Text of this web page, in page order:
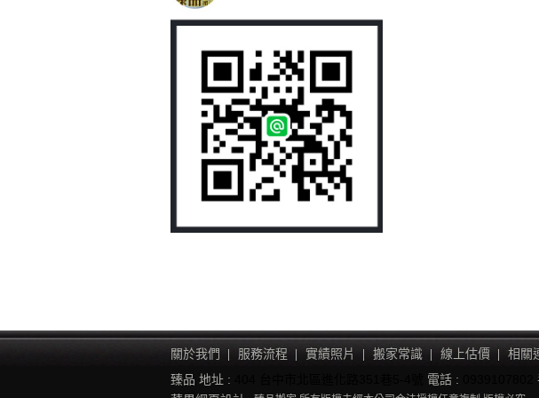
關於我們 服務流程 實績照片 搬家常識 線上估價 相關
臻品 地址 :
電話 :